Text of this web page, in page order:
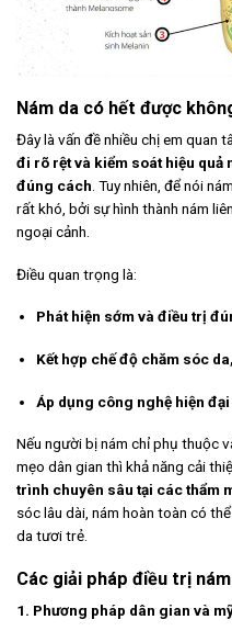
Nám da có hết được
Đây là vấn đề nhiều chị em quan
đi rõ rệt và kiểm soát hiệu quả
đúng cách . Tuy nhiên, để nói
rất khó, bởi sự hình thành nám
ngoại cảnh.
Điều quan trọng là:
Phát hiện sớm và điều trị
Kết hợp chế độ chăm sóc
Áp dụng công nghệ hiện
Nếu người bị nám chỉ phụ thuộc
mẹo dân gian thì khả năng cải
trình chuyên sâu tại các thẩm
sóc lâu dài, nám hoàn toàn có
da tươi trẻ.
Các giải pháp điều trị
1. Phương pháp dân gian và